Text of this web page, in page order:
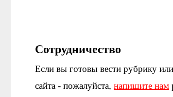
Сотрудничество
Если вы готовы вести рубрику
сайта - пожалуйста, напишите нам